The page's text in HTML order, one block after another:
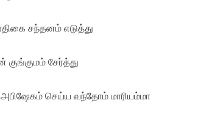
சந்தனம் எடுத்து
சேர்த்து
செய்ய வந்தோம் மாரியம்மா